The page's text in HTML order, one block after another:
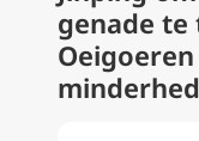
genade te